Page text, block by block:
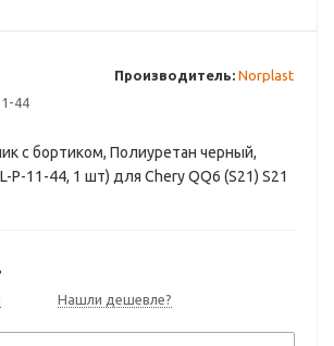
44
Производитель: Norplast
с бортиком, Полиуретан черный,
P-11-44, 1 шт) для Chery QQ6 (S21) S21
Нашли дешевле?